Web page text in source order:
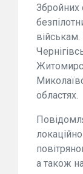
Збройних
військам.
областях.
а також